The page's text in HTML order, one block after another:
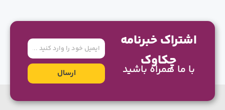
اشتراک خبرنامه
چکاوک
با ما همراه باشید
ایمیل
ارسال